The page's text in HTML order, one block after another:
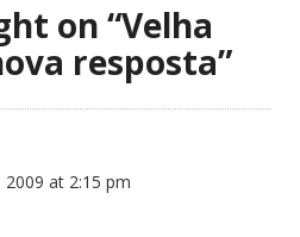
on “Velha
resposta”
2009 at 2:15 pm